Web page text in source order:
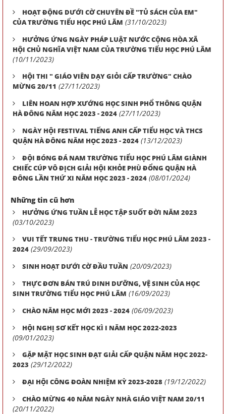
HOẠT ĐỘNG DƯỚI CỜ CHUYÊN ĐỀ "TỦ SÁCH CỦA EM"
CỦA TRƯỜNG TIỂU HỌC PHÚ LÃM (31/10/2023)
HƯỞNG ỨNG NGÀY PHÁP LUẬT NƯỚC CỘNG HÒA XÃ
HỘI CHỦ NGHĨA VIỆT NAM CỦA TRƯỜNG TIỂU HỌC PHÚ LÃM
(10/11/2023)
HỘI THI " GIÁO VIÊN DẠY GIỎI CẤP TRƯỜNG" CHÀO
MỪNG 20/11 (27/11/2023)
LIÊN HOAN HỢP XƯỚNG HỌC SINH PHỔ THÔNG QUẬN
HÀ ĐÔNG NĂM HỌC 2023 - 2024 (27/11/2023)
NGÀY HỘI FESTIVAL TIẾNG ANH CẤP TIỂU HỌC VÀ THCS
QUẬN HÀ ĐÔNG NĂM HỌC 2023 - 2024 (13/12/2023)
ĐỘI BÓNG ĐÁ NAM TRƯỜNG TIỂU HỌC PHÚ LÃM GIÀNH
CHIẾC CÚP VÔ ĐỊCH GIẢI HỘI KHỎE PHÙ ĐỔNG QUẬN HÀ
ĐÔNG LẦN THỨ XI NĂM HỌC 2023 - 2024 (08/01/2024)
Những tin cũ hơn
HƯỞNG ỨNG TUẦN LỄ HỌC TẬP SUỐT ĐỜI NĂM 2023
(03/10/2023)
VUI TẾT TRUNG THU - TRƯỜNG TIỂU HỌC PHÚ LÃM 2023 -
2024 (29/09/2023)
SINH HOẠT DƯỚI CỜ ĐẦU TUẦN (20/09/2023)
THỰC ĐƠN BÁN TRÚ DINH DƯỠNG, VỆ SINH CỦA HỌC
SINH TRƯỜNG TIỂU HỌC PHÚ LÃM (16/09/2023)
CHÀO NĂM HỌC MỚI 2023 - 2024 (06/09/2023)
HỘI NGHỊ SƠ KẾT HỌC KÌ I NĂM HỌC 2022-2023
(09/01/2023)
GẶP MẶT HỌC SINH ĐẠT GIẢI CẤP QUẬN NĂM HỌC 2022-
2023 (29/12/2022)
ĐẠI HỘI CÔNG ĐOÀN NHIỆM KỲ 2023-2028 (19/12/2022)
CHÀO MỪNG 40 NĂM NGÀY NHÀ GIÁO VIỆT NAM 20/11
(20/11/2022)